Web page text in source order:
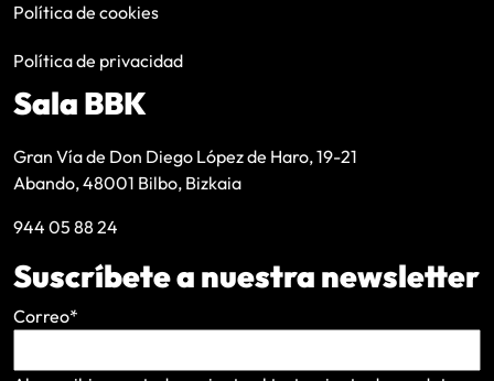
Política de cookies
Política de privacidad
Sala BBK
Gran Vía de Don Diego López de Haro, 19-21
Abando, 48001 Bilbo, Bizkaia
944 05 88 24
Suscríbete a nuestra newsletter
Correo*